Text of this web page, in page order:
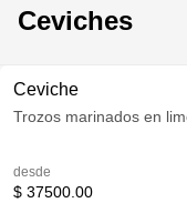
Ceviches
Ceviche
Trozos marinados en
desde
$ 37500.00